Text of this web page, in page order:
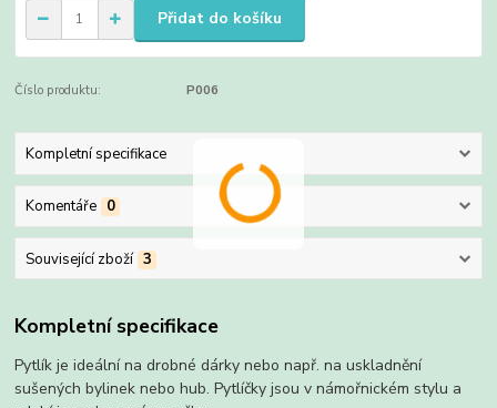
Přidat do košíku
Číslo produktu: P006
Kompletní specifikace
Komentáře 0
Související zboží 3
Kompletní specifikace
Pytlík je ideální na drobné dárky nebo např. na uskladnění
sušených bylinek nebo hub. Pytlíčky jsou v námořnickém stylu a